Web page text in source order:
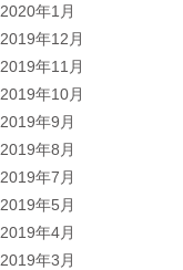
2020年1月
2019年12月
2019年11月
2019年10月
2019年9月
2019年8月
2019年7月
2019年5月
2019年4月
2019年3月